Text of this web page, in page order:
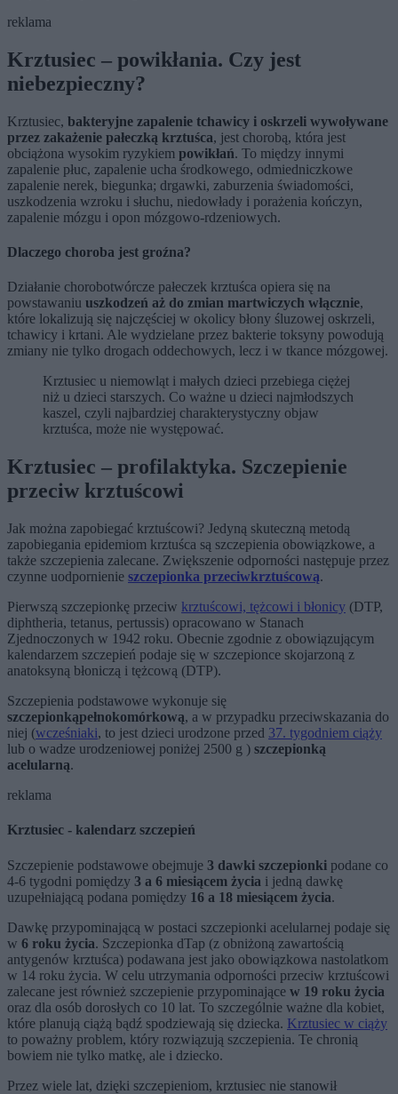
reklama
Krztusiec – powikłania. Czy jest
niebezpieczny?
Krztusiec, bakteryjne zapalenie tchawicy i oskrzeli wywoływane
przez zakażenie pałeczką krztuśca, jest chorobą, która jest
obciążona wysokim ryzykiem powikłań. To między innymi
zapalenie płuc, zapalenie ucha środkowego, odmiedniczkowe
zapalenie nerek, biegunka; drgawki, zaburzenia świadomości,
uszkodzenia wzroku i słuchu, niedowłady i porażenia kończyn,
zapalenie mózgu i opon mózgowo-rdzeniowych.
Dlaczego choroba jest groźna?
Działanie chorobotwórcze pałeczek krztuśca opiera się na
powstawaniu uszkodzeń aż do zmian martwiczych włącznie,
które lokalizują się najczęściej w okolicy błony śluzowej oskrzeli,
tchawicy i krtani. Ale wydzielane przez bakterie toksyny powodują
zmiany nie tylko drogach oddechowych, lecz i w tkance mózgowej.
Krztusiec u niemowląt i małych dzieci przebiega ciężej
niż u dzieci starszych. Co ważne u dzieci najmłodszych
kaszel, czyli najbardziej charakterystyczny objaw
krztuśca, może nie występować.
Krztusiec – profilaktyka. Szczepienie
przeciw krztuścowi
Jak można zapobiegać krztuścowi? Jedyną skuteczną metodą
zapobiegania epidemiom krztuśca są szczepienia obowiązkowe, a
także szczepienia zalecane. Zwiększenie odporności następuje przez
czynne uodpornienie szczepionka przeciwkrztuścową.
Pierwszą szczepionkę przeciw krztuścowi, tężcowi i błonicy (DTP,
diphtheria, tetanus, pertussis) opracowano w Stanach
Zjednoczonych w 1942 roku. Obecnie zgodnie z obowiązującym
kalendarzem szczepień podaje się w szczepionce skojarzoną z
anatoksyną błoniczą i tężcową (DTP).
Szczepienia podstawowe wykonuje się
szczepionkąpełnokomórkową, a w przypadku przeciwskazania do
niej (wcześniaki, to jest dzieci urodzone przed 37. tygodniem ciąży
lub o wadze urodzeniowej poniżej 2500 g ) szczepionką
acelularną.
reklama
Krztusiec - kalendarz szczepień
Szczepienie podstawowe obejmuje 3 dawki szczepionki podane co
4-6 tygodni pomiędzy 3 a 6 miesiącem życia i jedną dawkę
uzupełniającą podana pomiędzy 16 a 18 miesiącem życia.
Dawkę przypominającą w postaci szczepionki acelularnej podaje się
w 6 roku życia. Szczepionka dTap (z obniżoną zawartością
antygenów krztuśca) podawana jest jako obowiązkowa nastolatkom
w 14 roku życia. W celu utrzymania odporności przeciw krztuścowi
zalecane jest również szczepienie przypominające w 19 roku życia
oraz dla osób dorosłych co 10 lat. To szczególnie ważne dla kobiet,
które planują ciążą bądź spodziewają się dziecka. Krztusiec w ciąży
to poważny problem, który rozwiązują szczepienia. Te chronią
bowiem nie tylko matkę, ale i dziecko.
Przez wiele lat, dzięki szczepieniom, krztusiec nie stanowił